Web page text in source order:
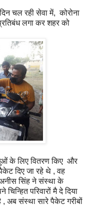
चल रही सेवा में, कोरोना
लगा कर शहर को
के लिए वितरण किए और
दिए जा रहे थे , वह
सिंह ने संस्था के
परिवारों मै दे दिया
, अब संस्था सारे पैकेट गरीबों